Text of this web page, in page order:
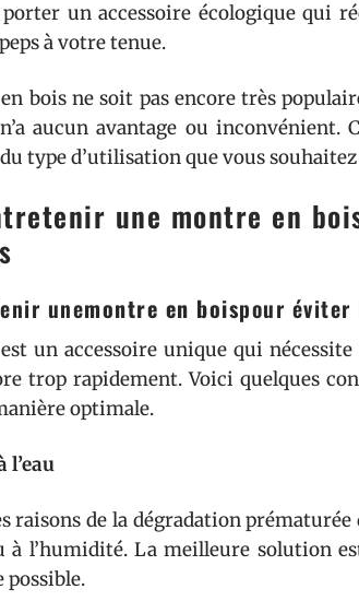
porter un accessoire écologique qui
à votre tenue.
bois ne soit pas encore très
aucun avantage ou inconvénient.
type d’utilisation que vous
une montre en
unemontre en boispour éviter
est un accessoire unique qui
trop rapidement. Voici quelques
optimale.
l’eau
raisons de la dégradation prématurée
à l’humidité. La meilleure solution
possible.